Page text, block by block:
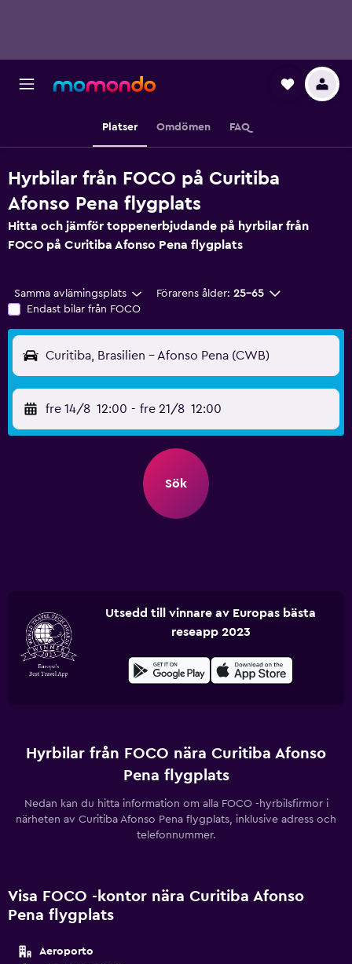
Platser Omdömen FAQ
Hyrbilar från FOCO på Curitiba
Afonso Pena flygplats
Hitta och jämför toppenerbjudande på hyrbilar från
FOCO på Curitiba Afonso Pena flygplats
Samma avlämingsplats Förarens ålder: 25-65
Endast bilar från FOCO
Curitiba, Brasilien - Afonso Pena (CWB)
fre 14/8 12:00 - fre 21/8 12:00
Sök
Utsedd till vinnare av Europas bästa
reseapp 2023
Hyrbilar från FOCO nära Curitiba Afonso
Pena flygplats
Nedan kan du hitta information om alla FOCO -hyrbilsfirmor i
närheten av Curitiba Afonso Pena flygplats, inklusive adress och
telefonnummer.
Visa FOCO -kontor nära Curitiba Afonso
Pena flygplats
Aeroporto